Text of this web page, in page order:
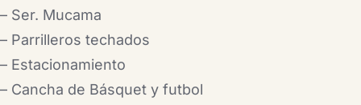
– Ser. Mucama
– Parrilleros techados
– Estacionamiento
– Cancha de Básquet y futbol